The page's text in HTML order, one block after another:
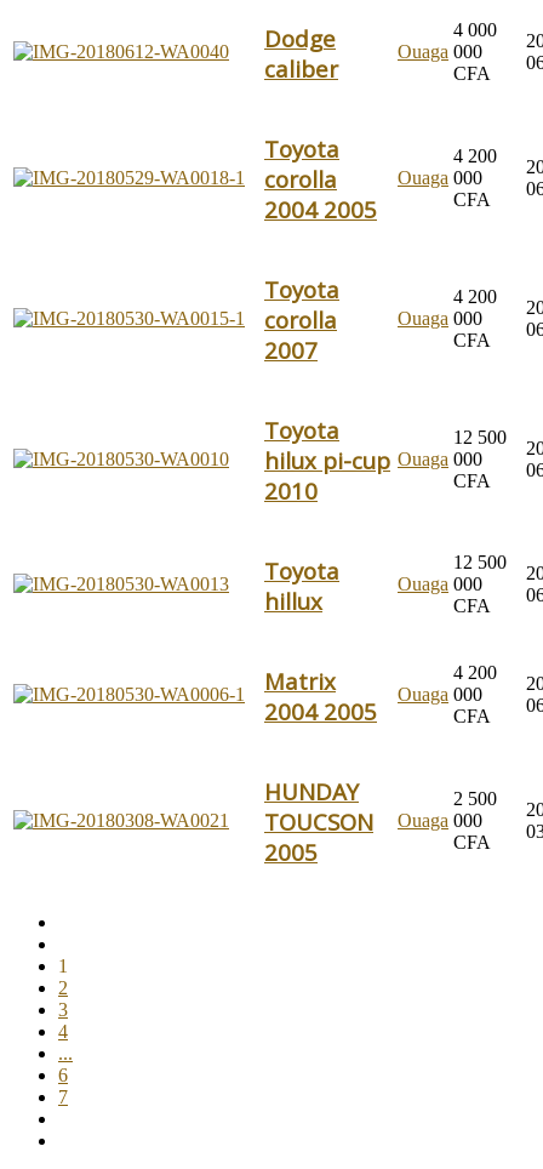
Dodge
caliber
Ouaga
4 000
000
CFA
Toyota
corolla
2004 2005
Ouaga
4 200
000
CFA
Toyota
corolla
2007
Ouaga
4 200
000
CFA
Toyota
hilux pi-cup
2010
Ouaga
12 500
000
CFA
Toyota
hillux
Ouaga
12 500
000
CFA
Matrix
2004 2005
Ouaga
4 200
000
CFA
HUNDAY
TOUCSON
2005
Ouaga
2 500
000
CFA
1
2
3
4
...
6
7